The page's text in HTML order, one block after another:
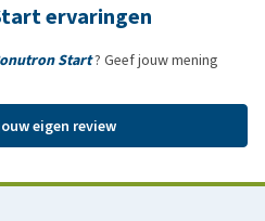
ervaringen
Start? Geef jouw mening
eigen review